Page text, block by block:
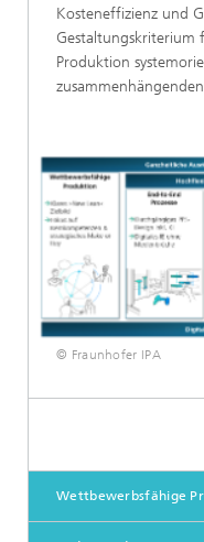
Kosteneffizienz und
Gestaltungskriterium
Produktion
© Fraunhofer IPA
Wettbewerbsfähige